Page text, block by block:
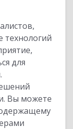
технологий
для
Вы можете